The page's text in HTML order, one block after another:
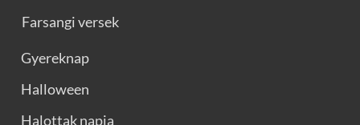
Farsangi versek
Gyereknap
Halloween
Halottak napja